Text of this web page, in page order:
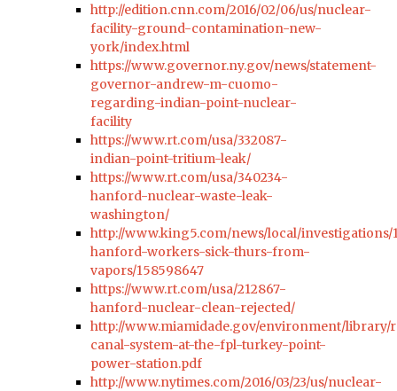
http://edition.cnn.com/2016/02/06/us/nuclear-
facility-ground-contamination-new-
york/index.html
https://www.governor.ny.gov/news/statement-
governor-andrew-m-cuomo-
regarding-indian-point-nuclear-
facility
https://www.rt.com/usa/332087-
indian-point-tritium-leak/
https://www.rt.com/usa/340234-
hanford-nuclear-waste-leak-
washington/
http://www.king5.com/news/local/investigations/
hanford-workers-sick-thurs-from-
vapors/158598647
https://www.rt.com/usa/212867-
hanford-nuclear-clean-rejected/
http://www.miamidade.gov/environment/
canal-system-at-the-fpl-turkey-point-
power-station.pdf
http://www.nytimes.com/2016/03/23/us/nuclear-